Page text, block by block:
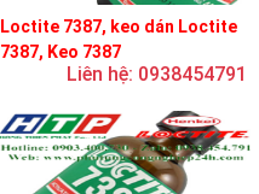
Loctite 7387, keo dán Loctite
7387, Keo 7387
Liên hệ: 0938454791